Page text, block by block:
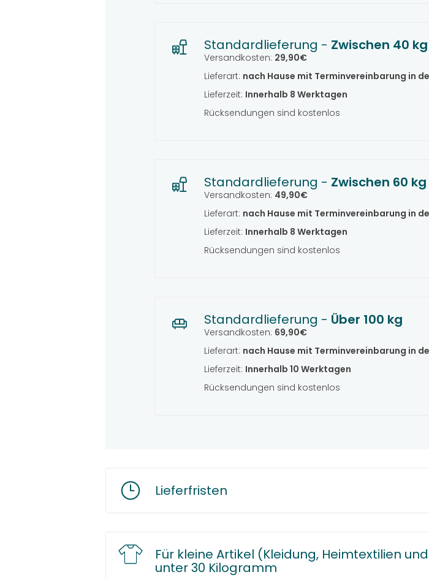
Standardlieferung - Zwischen 40
Versandkosten: 29,90€
Lieferart: nach Hause mit Terminvereinbarung in
Lieferzeit: Innerhalb 8 Werktagen
Rücksendungen sind kostenlos
Standardlieferung - Zwischen 60
Versandkosten: 49,90€
Lieferart: nach Hause mit Terminvereinbarung in
Lieferzeit: Innerhalb 8 Werktagen
Rücksendungen sind kostenlos
Standardlieferung - Über 100 kg
Versandkosten: 69,90€
Lieferart: nach Hause mit Terminvereinbarung in
Lieferzeit: Innerhalb 10 Werktagen
Rücksendungen sind kostenlos
Lieferfristen
Für kleine Artikel (Kleidung, Heimtextilien
unter 30 Kilogramm